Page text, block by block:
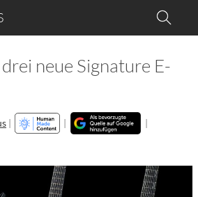
neue Signature E-
| |
|